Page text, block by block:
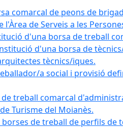
comarcal de peons de
de Serveis a les
d'una borsa de treball
d'una borsa de
tècnics/iques.
a social i provisió
treball comarcal
Turisme del Moianès.
de treball de perfils de